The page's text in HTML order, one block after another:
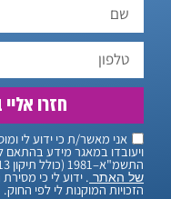
אני מאשר/ת כי ידוע לי
ויעובדו במאגר מידע בהתאם
התשמ"א–1981 (כולל תיקון 13), ולמטרות המפורטות
של האתר . ידוע לי כי
הזכויות המוקנות לי לפי החוק.
חזרו